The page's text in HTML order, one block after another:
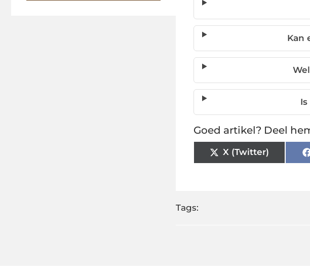
Kan
Goed artikel? Deel
X (Twitter)
Tags: